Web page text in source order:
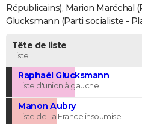
FORUM
Républicains), Marion Maréchal
Glucksmann (Parti socialiste -
Tête de liste
Liste
Raphaël Glucksmann
Liste d'union à gauche
Manon Aubry
Liste de La France insoumise